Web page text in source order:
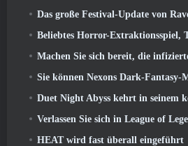
Das große Festival-Update von Raven2 startet und
Beliebtes Horror-Extraktionsspiel, Tomb
Machen Sie sich bereit, die infizierte Höhle im nächsten
Sie können Nexons Dark-Fantasy-MMORPG Embers Of The
Duet Night Abyss kehrt in seinem kommenden Steampunk-
Verlassen Sie sich in League of Legends nicht darauf,
HEAT wird fast überall eingeführt